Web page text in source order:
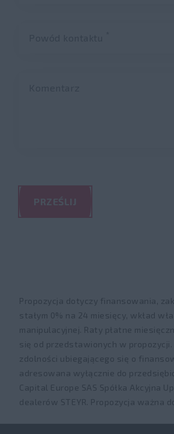
PRZEŚLIJ
Propozycja dotyczy finansowania,
stałym 0% na 24 miesięcy, wkład
manipulacyjnej. Raty płatne
się od przedstawionych w
zdolności ubiegającego się o
adresowana wyłącznie do
Capital Europe SAS Spółka Akcyjna
dealerów STEYR. Propozycja ważna